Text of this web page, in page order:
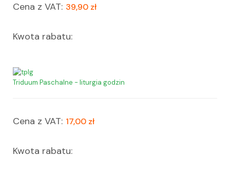
Cena z VAT: 39,90 zł
Kwota rabatu:
Triduum Paschalne - liturgia godzin
Cena z VAT: 17,00 zł
Kwota rabatu: